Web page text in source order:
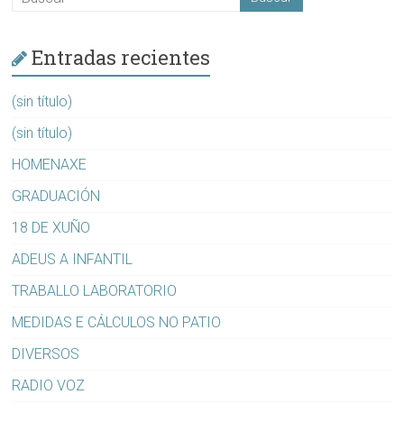
Entradas recientes
(sin título)
(sin título)
HOMENAXE
GRADUACIÓN
18 DE XUÑO
ADEUS A INFANTIL
TRABALLO LABORATORIO
MEDIDAS E CÁLCULOS NO PATIO
DIVERSOS
RADIO VOZ